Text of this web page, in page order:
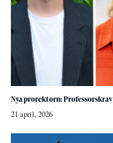
Nya prorektorn:
21 april, 2026